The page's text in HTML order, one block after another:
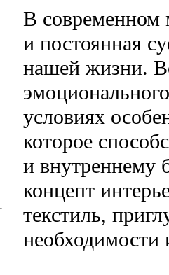
В современном
и постоянная
нашей жизни.
условиях
которое
и внутреннему
концепт
текстиль,
необходимости